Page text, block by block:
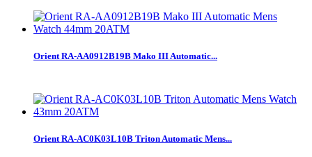
Orient RA-AA0912B19B Mako III Automatic...
Orient RA-AC0K03L10B Triton Automatic Mens...